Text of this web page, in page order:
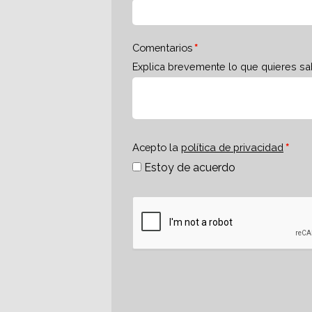
Comentarios
Explica brevemente lo que quieres
Acepto la política de privacidad
Estoy de acuerdo